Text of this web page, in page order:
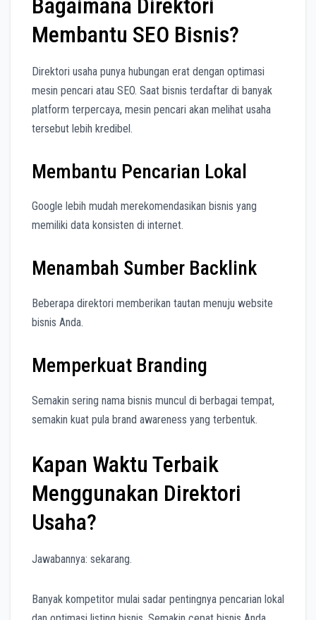
Bagaimana Direktori
Membantu SEO Bisnis?
Direktori usaha punya hubungan erat dengan optimasi
mesin pencari atau SEO. Saat bisnis terdaftar di banyak
platform terpercaya, mesin pencari akan melihat usaha
tersebut lebih kredibel.
Membantu Pencarian Lokal
Google lebih mudah merekomendasikan bisnis yang
memiliki data konsisten di internet.
Menambah Sumber Backlink
Beberapa direktori memberikan tautan menuju website
bisnis Anda.
Memperkuat Branding
Semakin sering nama bisnis muncul di berbagai tempat,
semakin kuat pula brand awareness yang terbentuk.
Kapan Waktu Terbaik
Menggunakan Direktori
Usaha?
Jawabannya: sekarang.
Banyak kompetitor mulai sadar pentingnya pencarian lokal